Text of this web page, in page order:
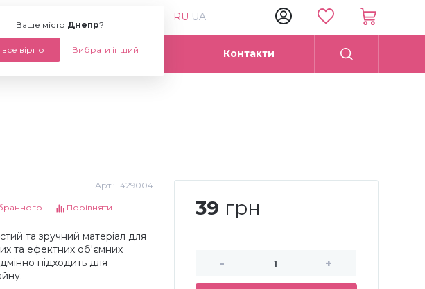
Ваше місто Днепр?
все вірно Вибрати інший
RU UA
Статті Опт Контакти
Арт.: 1429004
Порівняти
та зручний матеріал для
та ефектних об'ємних
підходить для
39 грн
- +